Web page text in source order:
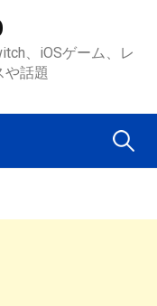
、iOSゲーム、レ
や話題
検